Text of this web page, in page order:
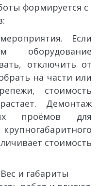
формируется с
Если
оборудование
отключить от
на части или
стоимость
Демонтаж
проёмов для
стоимость
и габариты